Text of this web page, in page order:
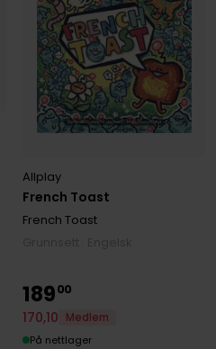
French Toast
Allplay
French Toast
18900
170,10
Medlem
På nettlager